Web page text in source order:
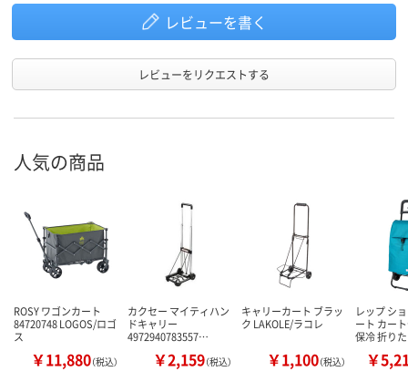
レビューを書く
レビューをリクエストする
人気の商品
ROSY ワゴンカート
84720748 LOGOS/ロゴ
ス
￥11,880（税込）
カクセー マイティハン
ドキャリー
4972940783557…
￥2,159（税込）
キャリーカート ブラッ
ク LAKOLE/ラコレ
￥1,100（税込）
レップ シ
ート カー
保冷 折り
￥